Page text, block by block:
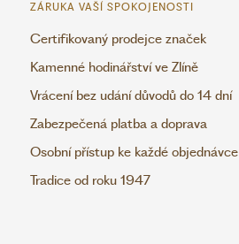
ZÁRUKA VAŠÍ SPOKOJENOSTI
Certifikovaný prodejce značek
Kamenné hodinářství ve Zlíně
Vrácení bez udání důvodů do 14 dní
Zabezpečená platba a doprava
Osobní přístup ke každé objednávce
Tradice od roku 1947